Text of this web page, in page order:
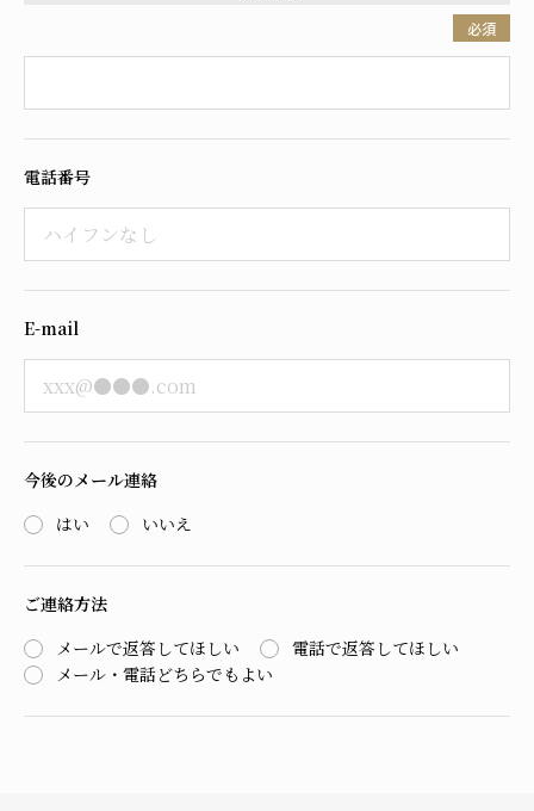
必須
電話番号
E-mail
今後のメール連絡
はい
いいえ
ご連絡方法
メールで返答してほしい
電話で返答してほしい
メール・電話どちらでもよい